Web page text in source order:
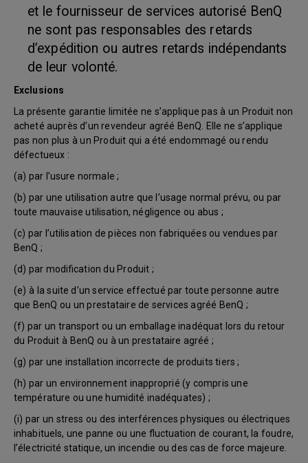
et le fournisseur de services autorisé BenQ
ne sont pas responsables des retards
d’expédition ou autres retards indépendants
de leur volonté.
Exclusions
La présente garantie limitée ne s’applique pas à un Produit non
acheté auprès d’un revendeur agréé BenQ. Elle ne s’applique
pas non plus à un Produit qui a été endommagé ou rendu
défectueux :
(a) par l’usure normale ;
(b) par une utilisation autre que l’usage normal prévu, ou par
toute mauvaise utilisation, négligence ou abus ;
(c) par l’utilisation de pièces non fabriquées ou vendues par
BenQ ;
(d) par modification du Produit ;
(e) à la suite d’un service effectué par toute personne autre
que BenQ ou un prestataire de services agréé BenQ ;
(f) par un transport ou un emballage inadéquat lors du retour
du Produit à BenQ ou à un prestataire agréé ;
(g) par une installation incorrecte de produits tiers ;
(h) par un environnement inapproprié (y compris une
température ou une humidité inadéquates) ;
(i) par un stress ou des interférences physiques ou électriques
inhabituels, une panne ou une fluctuation de courant, la foudre,
l’électricité statique, un incendie ou des cas de force majeure.